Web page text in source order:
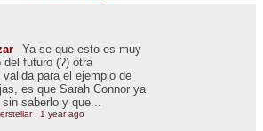
Ya se que esto es muy
del futuro (?) otra
para el ejemplo de
es que Sarah Connor ya
saberlo y que...
· 1 year ago